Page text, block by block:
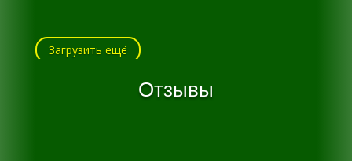
Загрузить ещё
Отзывы